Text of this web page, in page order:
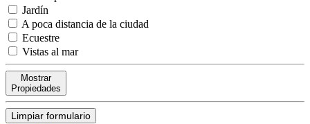
Jardín
A poca distancia de la ciudad
Ecuestre
Vistas al mar
Mostrar
Propiedades
Limpiar formulario